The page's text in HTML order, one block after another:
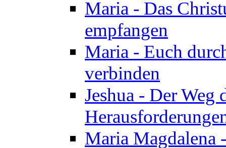
Maria - Das
empfangen
Maria - Euch
verbinden
Jeshua - Der Weg
Maria Magdalena